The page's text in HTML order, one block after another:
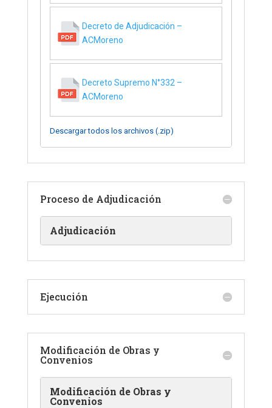
Decreto de Adjudicación –
ACMoreno
Decreto Supremo N°332 –
ACMoreno
Descargar todos los archivos (.zip)
Proceso de Adjudicación
Adjudicación
Ejecución
Modificación de Obras y
Convenios
Modificación de Obras y
Convenios